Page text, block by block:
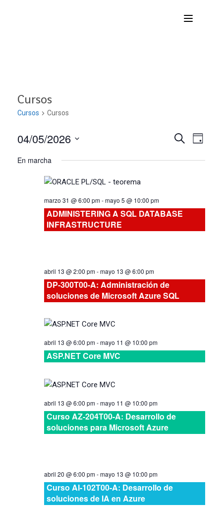
Cursos
Cursos Cursos
de
y
vistas
Cursos
BUSCAR
de
DÍA
04/05/2026
fecha.
En marcha
marzo 31 @ 6:00 pm-mayo 5 @ 10:00 pm
ADMINISTERING A SQL DATABASE
INFRASTRUCTURE
abril 13 @ 2:00 pm-mayo 13 @ 6:00 pm
DP-300T00-A: Administración de
soluciones de Microsoft Azure SQL
abril 13 @ 6:00 pm-mayo 11 @ 10:00 pm
ASP.NET Core MVC
abril 13 @ 6:00 pm-mayo 11 @ 10:00 pm
Curso AZ-204T00-A: Desarrollo de
soluciones para Microsoft Azure
abril 20 @ 6:00 pm-mayo 13 @ 10:00 pm
Curso AI-102T00-A: Desarrollo de
soluciones de IA en Azure